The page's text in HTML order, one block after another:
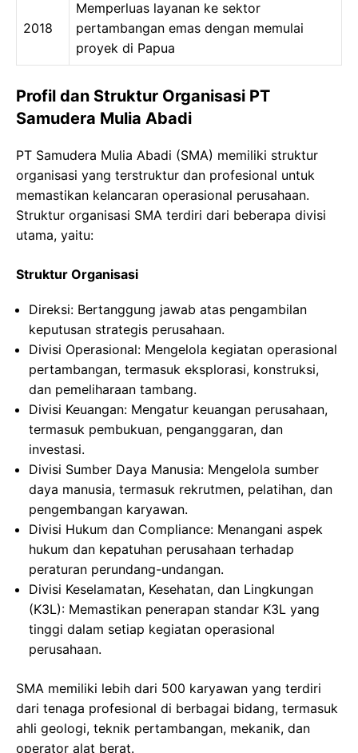
2018
Memperluas layanan ke sektor
pertambangan emas dengan memulai
proyek di Papua
Profil dan Struktur Organisasi PT
Samudera Mulia Abadi
PT Samudera Mulia Abadi (SMA) memiliki struktur
organisasi yang terstruktur dan profesional untuk
memastikan kelancaran operasional perusahaan.
Struktur organisasi SMA terdiri dari beberapa divisi
utama, yaitu:
Struktur Organisasi
Direksi: Bertanggung jawab atas pengambilan
keputusan strategis perusahaan.
Divisi Operasional: Mengelola kegiatan operasional
pertambangan, termasuk eksplorasi, konstruksi,
dan pemeliharaan tambang.
Divisi Keuangan: Mengatur keuangan perusahaan,
termasuk pembukuan, penganggaran, dan
investasi.
Divisi Sumber Daya Manusia: Mengelola sumber
daya manusia, termasuk rekrutmen, pelatihan, dan
pengembangan karyawan.
Divisi Hukum dan Compliance: Menangani aspek
hukum dan kepatuhan perusahaan terhadap
peraturan perundang-undangan.
Divisi Keselamatan, Kesehatan, dan Lingkungan
(K3L): Memastikan penerapan standar K3L yang
tinggi dalam setiap kegiatan operasional
perusahaan.
SMA memiliki lebih dari 500 karyawan yang terdiri
dari tenaga profesional di berbagai bidang, termasuk
ahli geologi, teknik pertambangan, mekanik, dan
operator alat berat.